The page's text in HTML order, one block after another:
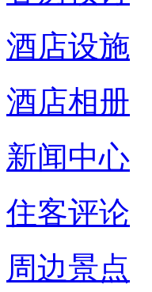
酒店设施
酒店相册
新闻中心
住客评论
周边景点